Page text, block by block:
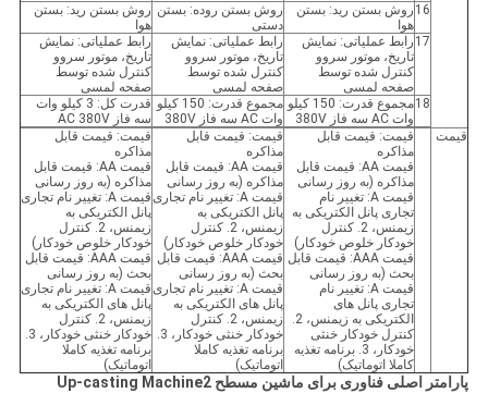
16 روش بستن رید: بستن
هوا
روش بستن روده: بستن
دستی
روش بستن رید: بستن
هوا
17 رابط عملیاتی: نمایش
تاریخ، موتور سروو
کنترل شده توسط
صفحه لمسی
رابط عملیاتی: نمایش
تاریخ، موتور سروو
کنترل شده توسط
صفحه لمسی
رابط عملیاتی: نمایش
تاریخ، موتور سروو
کنترل شده توسط
صفحه لمسی
18
مجموع قدرت: 150 کیلو
وات AC سه فاز 380V
مجموع قدرت: 150 کیلو
وات AC سه فاز 380V
قدرت کل: 3 کیلو وات
سه فاز AC 380V
قیمت
قیمت: قیمت قابل
مذاکره
قیمت AA: قیمت قابل
مذاکره (به روز رسانی
قیمت A: تغییر نام
تجاری پانل الکتریکی به
زیمنس، 2. کنترل
خودکار خلوص خودکار)
قیمت AAA: قیمت قابل
بحث (به روز رسانی
قیمت A: تغییر نام
تجاری پانل های
الکتریکی به زیمنس، 2.
کنترل خودکار خنثی
خودکار، 3. برنامه تغذیه
کاملا اتوماتیک)
قیمت: قیمت قابل
مذاکره
قیمت AA: قیمت قابل
مذاکره (به روز رسانی
قیمت A: تغییر نام تجاری
پانل الکتریکی به
زیمنس، 2. کنترل
خودکار خلوص خودکار)
قیمت AAA: قیمت قابل
بحث (به روز رسانی
قیمت A: تغییر نام تجاری
پانل های الکتریکی به
زیمنس، 2. کنترل
خودکار خنثی خودکار، 3.
برنامه تغذیه کاملا
اتوماتیک)
قیمت: قیمت قابل
مذاکره
قیمت AA: قیمت قابل
مذاکره (به روز رسانی
قیمت A: تغییر نام تجاری
پانل الکتریکی به
زیمنس، 2. کنترل
خودکار خلوص خودکار)
قیمت AAA: قیمت قابل
بحث (به روز رسانی
قیمت A: تغییر نام تجاری
پانل های الکتریکی به
زیمنس، 2. کنترل
خودکار خنثی خودکار، 3.
برنامه تغذیه کاملا
اتوماتیک)
پارامتر اصلی فناوری برای ماشین مسطح Up-casting Machine2